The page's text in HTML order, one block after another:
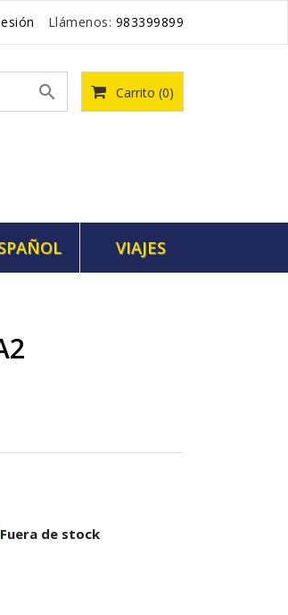
Llámenos: 983399899
Carrito (0)

VIAJES
Fuera de stock